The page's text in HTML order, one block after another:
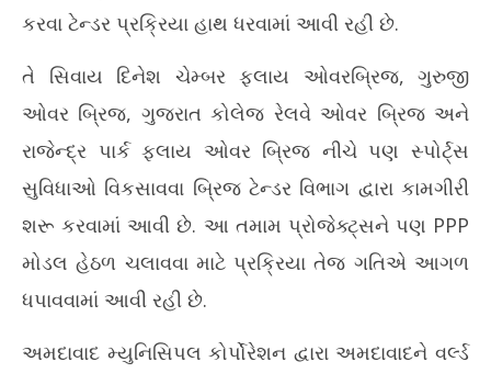
કરવા ટેન્ડર પ્રક્રિયા હાથ ધરવામાં આવી રહી છે.
તે સિવાય દિનેશ ચેમ્બર ફ્લાય ઓવરબ્રિજ, ગુરુજી
ઓવર બ્રિજ, ગુજરાત કોલેજ રેલવે ઓવર બ્રિજ અને
રાજેન્દ્ર પાર્ક ફ્લાય ઓવર બ્રિજ નીચે પણ સ્પોર્ટ્સ
સુવિધાઓ વિકસાવવા બ્રિજ ટેન્ડર વિભાગ દ્વારા કામગીરી
શરૂ કરવામાં આવી છે. આ તમામ પ્રોજેક્ટ્સને પણ PPP
મોડલ હેઠળ ચલાવવા માટે પ્રક્રિયા તેજ ગતિએ આગળ
ધપાવવામાં આવી રહી છે.
અમદાવાદ મ્યુનિસિપલ કોર્પોરેશન દ્વારા અમદાવાદને વર્લ્ડ